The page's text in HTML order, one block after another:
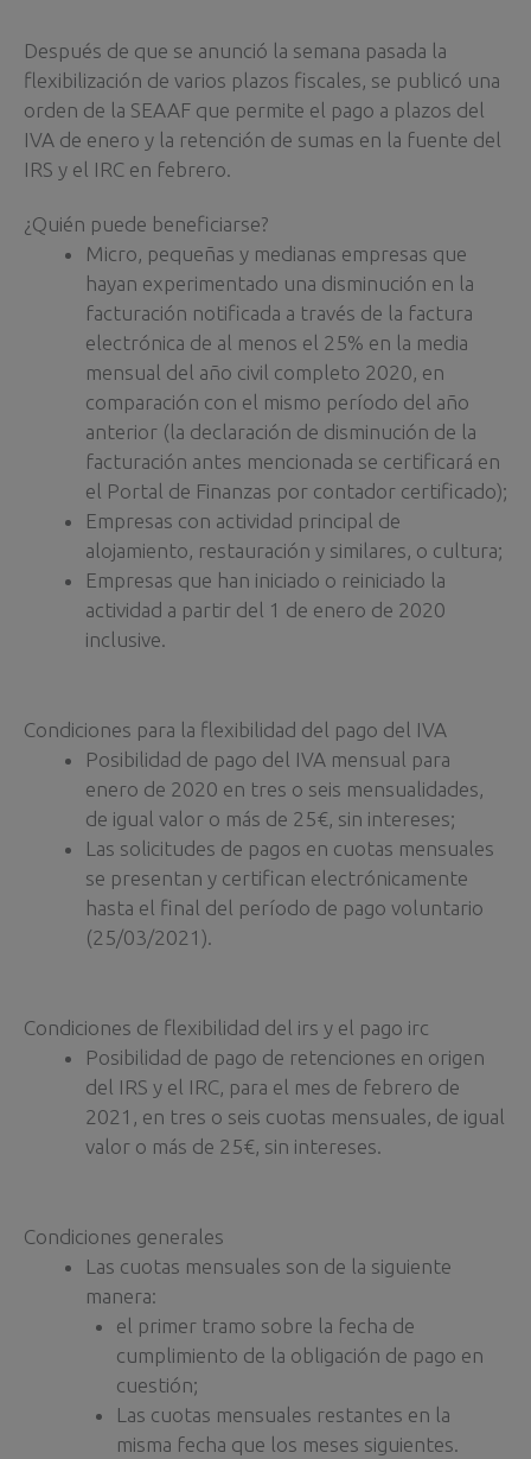
Después de que se anunció la semana pasada la
flexibilización de varios plazos fiscales, se publicó una
orden de la SEAAF que permite el pago a plazos del
IVA de enero y la retención de sumas en la fuente del
IRS y el IRC en febrero.
¿Quién puede beneficiarse?
Micro, pequeñas y medianas empresas que
hayan experimentado una disminución en la
facturación notificada a través de la factura
electrónica de al menos el 25% en la media
mensual del año civil completo 2020, en
comparación con el mismo período del año
anterior (la declaración de disminución de la
facturación antes mencionada se certificará en
el Portal de Finanzas por contador certificado);
Empresas con actividad principal de
alojamiento, restauración y similares, o cultura;
Empresas que han iniciado o reiniciado la
actividad a partir del 1 de enero de 2020
inclusive.
Condiciones para la flexibilidad del pago del IVA
Posibilidad de pago del IVA mensual para
enero de 2020 en tres o seis mensualidades,
de igual valor o más de 25€, sin intereses;
Las solicitudes de pagos en cuotas mensuales
se presentan y certifican electrónicamente
hasta el final del período de pago voluntario
(25/03/2021).
Condiciones de flexibilidad del irs y el pago irc
Posibilidad de pago de retenciones en origen
del IRS y el IRC, para el mes de febrero de
2021, en tres o seis cuotas mensuales, de igual
valor o más de 25€, sin intereses.
Condiciones generales
Las cuotas mensuales son de la siguiente
manera:
el primer tramo sobre la fecha de
cumplimiento de la obligación de pago en
cuestión;
Las cuotas mensuales restantes en la
misma fecha que los meses siguientes.